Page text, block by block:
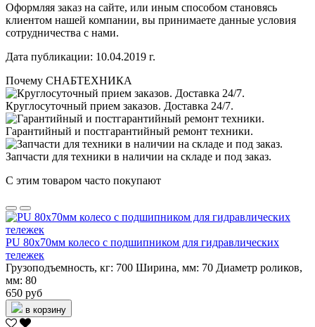
Оформляя заказ на сайте, или иным способом становясь
клиентом нашей компании, вы принимаете данные условия
сотрудничества с нами.
Дата публикации: 10.04.2019 г.
Почему СНАБТЕХНИКА
Круглосуточный прием заказов. Доставка 24/7.
Гарантийный и постгарантийный ремонт техники.
Запчасти для техники в наличии на складе и под заказ.
С этим товаром часто покупают
PU 80х70мм колесо с подшипником для гидравлических
тележек
Грузоподъемность, кг: 700 Ширина, мм: 70 Диаметр роликов,
мм: 80
650 руб
в корзину